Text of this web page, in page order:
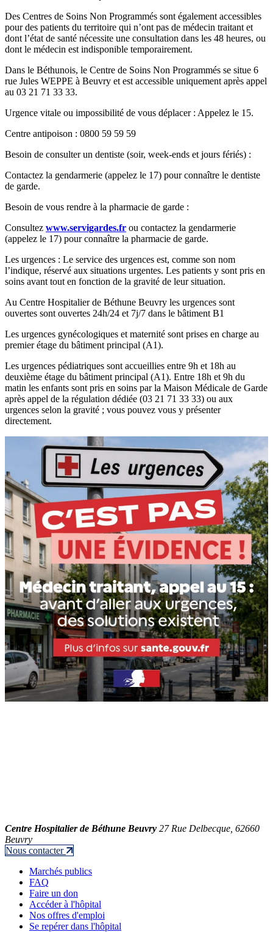
Des Centres de Soins Non Programmés sont également accessibles
pour des patients du territoire qui n’ont pas de médecin traitant et
dont l’état de santé nécessite une consultation dans les 48 heures, ou
dont le médecin est indisponible temporairement.
Dans le Béthunois, le Centre de Soins Non Programmés se situe 6
rue Jules WEPPE à Beuvry et est accessible uniquement après appel
au 03 21 71 33 33.
Urgence vitale ou impossibilité de vous déplacer : Appelez le 15.
Centre antipoison : 0800 59 59 59
Besoin de consulter un dentiste (soir, week-ends et jours fériés) :
Contactez la gendarmerie (appelez le 17) pour connaître le dentiste
de garde.
Besoin de vous rendre à la pharmacie de garde :
Consultez www.servigardes.fr ou contactez la gendarmerie
(appelez le 17) pour connaître la pharmacie de garde.
Les urgences : Le service des urgences est, comme son nom
l’indique, réservé aux situations urgentes. Les patients y sont pris en
soins avant tout en fonction de la gravité de leur situation.
Au Centre Hospitalier de Béthune Beuvry les urgences sont
ouvertes sont ouvertes 24h/24 et 7j/7 dans le bâtiment B1
Les urgences gynécologiques et maternité sont prises en charge au
premier étage du bâtiment principal (A1).
Les urgences pédiatriques sont accueillies entre 9h et 18h au
deuxième étage du bâtiment principal (A1). Entre 18h et 9h du
matin les enfants sont pris en soins par la Maison Médicale de Garde
après appel de la régulation dédiée (03 21 71 33 33) ou aux
urgences selon la gravité ; vous pouvez vous y présenter
directement.
Centre Hospitalier de Béthune Beuvry 27 Rue Delbecque, 62660
Beuvry
Nous contacter
Marchés publics
FAQ
Faire un don
Accéder à l'hôpital
Nos offres d'emploi
Se repérer dans l'hôpital